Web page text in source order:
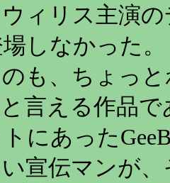
ィリス主演
しなかった。
も、ちょっ
言える作品で
にあった
宣伝マンが